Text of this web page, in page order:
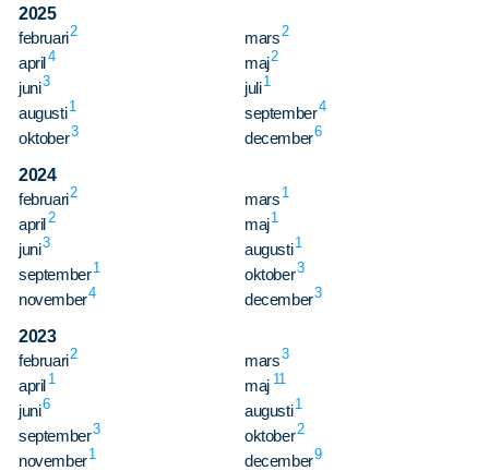
2025
februari2 mars2
april4 maj2
juni3 juli1
augusti1 september4
oktober3 december6
2024
februari2 mars 1
april2 maj1
juni3 augusti1
september1 oktober3
november4 december3
2023
februari2 mars3
april 1 maj 11
juni6 augusti1
september3 oktober2
november1 december9